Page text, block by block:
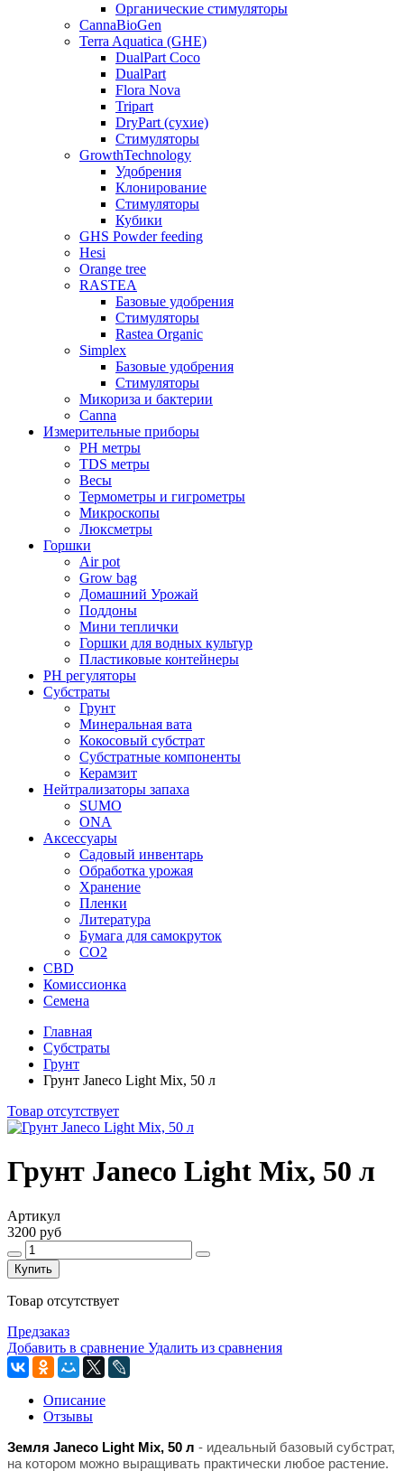
Органические стимуляторы
CannaBioGen
Terra Aquatica (GHE)
DualPart Coco
DualPart
Flora Nova
Tripart
DryPart (сухие)
Стимуляторы
GrowthTechnology
Удобрения
Клонирование
Стимуляторы
Кубики
GHS Powder feeding
Hesi
Orange tree
RASTEA
Базовые удобрения
Стимуляторы
Rastea Organic
Simplex
Базовые удобрения
Стимуляторы
Микориза и бактерии
Canna
Измерительные приборы
PH метры
TDS метры
Весы
Термометры и гигрометры
Микроскопы
Люксметры
Горшки
Air pot
Grow bag
Домашний Урожай
Поддоны
Мини теплички
Горшки для водных культур
Пластиковые контейнеры
PH регуляторы
Субстраты
Грунт
Минеральная вата
Кокосовый субстрат
Субстратные компоненты
Керамзит
Нейтрализаторы запаха
SUMO
ONA
Аксессуары
Садовый инвентарь
Обработка урожая
Хранение
Пленки
Литература
Бумага для самокруток
CO2
CBD
Комисcионка
Семена
Главная
Субстраты
Грунт
Грунт Janeco Light Mix, 50 л
Товар отсутствует
Грунт Janeco Light Mix, 50 л
Артикул
3200 руб
Купить
Товар отсутствует
Предзаказ
Добавить в сравнение Удалить из сравнения
Описание
Отзывы
Земля Janeco Light Mix, 50 л - идеальный базовый субстрат,
на котором можно выращивать практически любое растение.